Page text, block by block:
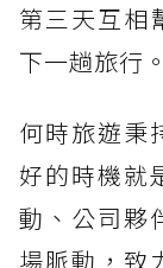
第三天互相
下一趟旅行。
何時旅遊秉
好的時機就
動、公司夥
場脈動，致